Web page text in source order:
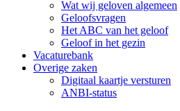
Wat wij geloven algemeen
Geloofsvragen
Het ABC van het geloof
Geloof in het gezin
Vacaturebank
Overige zaken
Digitaal kaartje versturen
ANBI-status